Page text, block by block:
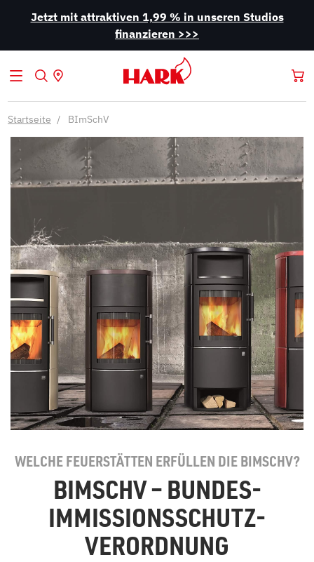
Jetzt mit attraktiven 1,99 % in unseren Studios
finanzieren >>>
Startseite BImSchV
WELCHE FEUERSTÄTTEN ERFÜLLEN DIE BIMSCHV?
BIMSCHV – BUNDES-
IMMISSIONS­SCHUTZ­
VERORDNUNG